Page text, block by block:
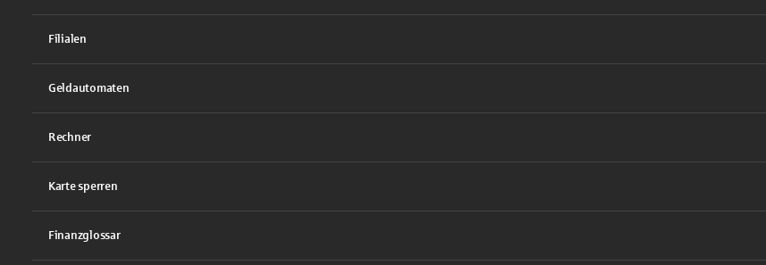
Filialen
Geldautomaten
Rechner
Karte sperren
Finanzglossar